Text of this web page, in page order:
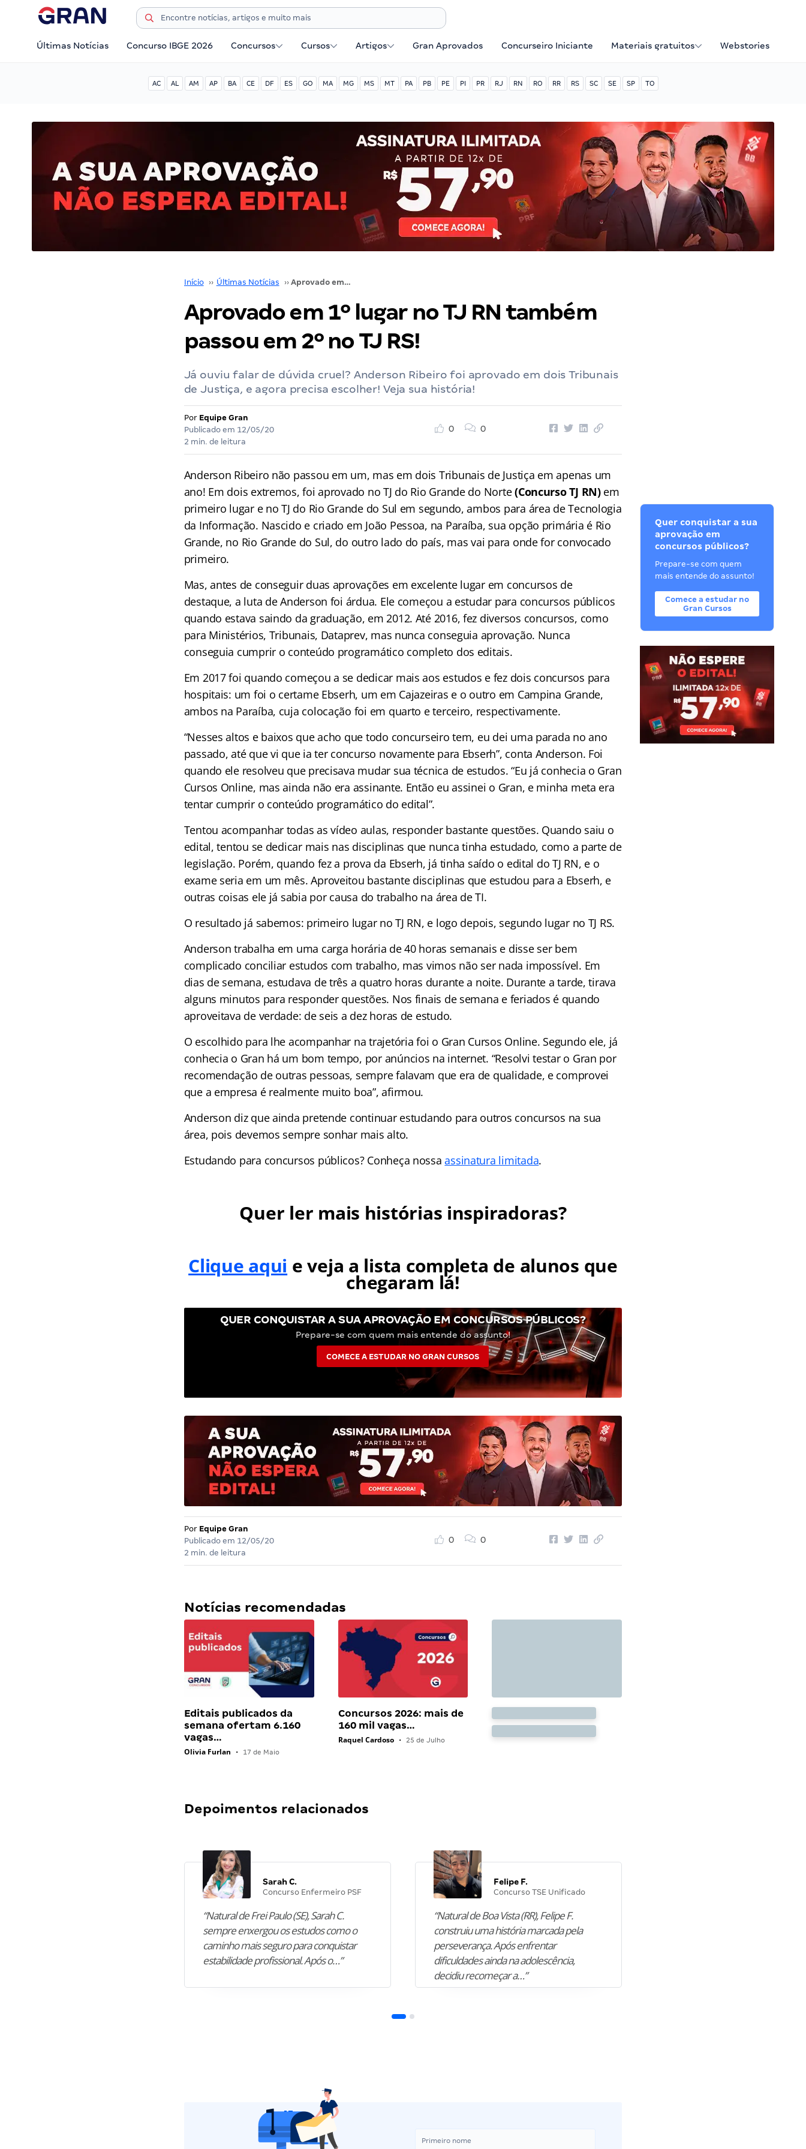
Últimas Notícias Concurso IBGE 2026 Concursos Cursos Artigos Gran Aprovados Concurseiro Iniciante Materiais gratuitos Webstories
AC AL AM AP BA CE DF ES GO MA MG MS MT PA PB PE PI PR RJ RN RO RR RS SC SE SP TO
Início ›› Últimas Notícias ›› Aprovado em 1º lugar no TJ RN também passou em 2º no TJ RS!
Aprovado em 1º lugar no TJ RN também
passou em 2º no TJ RS!
Já ouviu falar de dúvida cruel? Anderson Ribeiro foi aprovado em dois Tribunais
de Justiça, e agora precisa escolher! Veja sua história!
Por Equipe Gran
Publicado em 12/05/20
2 min. de leitura
0 0
Anderson Ribeiro não passou em um, mas em dois Tribunais de Justiça em apenas um
ano! Em dois extremos, foi aprovado no TJ do Rio Grande do Norte(Concurso TJ RN)em
primeiro lugar e no TJ do Rio Grande do Sul em segundo, ambos para área de Tecnologia
da Informação. Nascido e criado em João Pessoa, na Paraíba, sua opção primária é Rio
Grande, no Rio Grande do Sul, do outro lado do país, mas vai para onde for convocado
primeiro.
Mas, antes de conseguir duas aprovações em excelente lugar em concursos de
destaque, a luta de Anderson foi árdua. Ele começou a estudar para concursos públicos
quando estava saindo da graduação, em 2012. Até 2016, fez diversos concursos, como
para Ministérios, Tribunais, Dataprev, mas nunca conseguia aprovação. Nunca
conseguia cumprir o conteúdo programático completo dos editais.
Em 2017 foi quando começou a se dedicar mais aos estudos e fez dois concursos para
hospitais: um foi o certame Ebserh, um em Cajazeiras e o outro em Campina Grande,
ambos na Paraíba, cuja colocação foi em quarto e terceiro, respectivamente.
“Nesses altos e baixos que acho que todo concurseiro tem, eu dei uma parada no ano
passado, até que vi que ia ter concurso novamente para Ebserh”, conta Anderson. Foi
quando ele resolveu que precisava mudar sua técnica de estudos. “Eu já conhecia o Gran
Cursos Online, mas ainda não era assinante. Então eu assinei o Gran, e minha meta era
tentar cumprir o conteúdo programático do edital”.
Tentou acompanhar todas as vídeo aulas, responder bastante questões. Quando saiu o
edital, tentou se dedicar mais nas disciplinas que nunca tinha estudado, como a parte de
legislação. Porém, quando fez a prova da Ebserh, já tinha saído o edital do TJ RN, e o
exame seria em um mês. Aproveitou bastante disciplinas que estudou para a Ebserh, e
outras coisas ele já sabia por causa do trabalho na área de TI.
O resultado já sabemos: primeiro lugar no TJ RN, e logo depois, segundo lugar no TJ RS.
Anderson trabalha em uma carga horária de 40 horas semanais e disse ser bem
complicado conciliar estudos com trabalho, mas vimos não ser nada impossível. Em
dias de semana, estudava de três a quatro horas durante a noite. Durante a tarde, tirava
alguns minutos para responder questões. Nos finais de semana e feriados é quando
aproveitava de verdade: de seis a dez horas de estudo.
O escolhido para lhe acompanhar na trajetória foi o Gran Cursos Online. Segundo ele, já
conhecia o Gran há um bom tempo, por anúncios na internet. “Resolvi testar o Gran por
recomendação de outras pessoas, sempre falavam que era de qualidade, e comprovei
que a empresa é realmente muito boa”, afirmou.
Anderson diz que ainda pretende continuar estudando para outros concursos na sua
área, pois devemos sempre sonhar mais alto.
Estudando para concursos públicos? Conheça nossaassinatura limitada.
Quer ler mais histórias inspiradoras?
Clique aqui e veja a lista completa de alunos que
chegaram lá!
QUER CONQUISTAR A SUA APROVAÇÃO EM CONCURSOS PÚBLICOS?
Prepare-se com quem mais entende do assunto!
COMECE A ESTUDAR NO GRAN CURSOS
Por Equipe Gran
Publicado em 12/05/20
2 min. de leitura
0 0
Notícias recomendadas
Editais publicados da
semana ofertam 6.160
vagas…
Olivia Furlan • 17 de Maio
Concursos 2026: mais de
160 mil vagas…
Raquel Cardoso • 25 de Julho
Depoimentos relacionados
Sarah C.
Concurso Enfermeiro PSF
“Natural de Frei Paulo (SE), Sarah C.
sempre enxergou os estudos como o
caminho mais seguro para conquistar
estabilidade profissional. Após o…”
Felipe F.
Concurso TSE Unificado
“Natural de Boa Vista (RR), Felipe F.
construiu uma história marcada pela
perseverança. Após enfrentar
dificuldades ainda na adolescência,
decidiu recomeçar a…”
Quer conquistar a sua
aprovação em
concursos públicos?
Prepare-se com quem
mais entende do assunto!
Comece a estudar no
Gran Cursos